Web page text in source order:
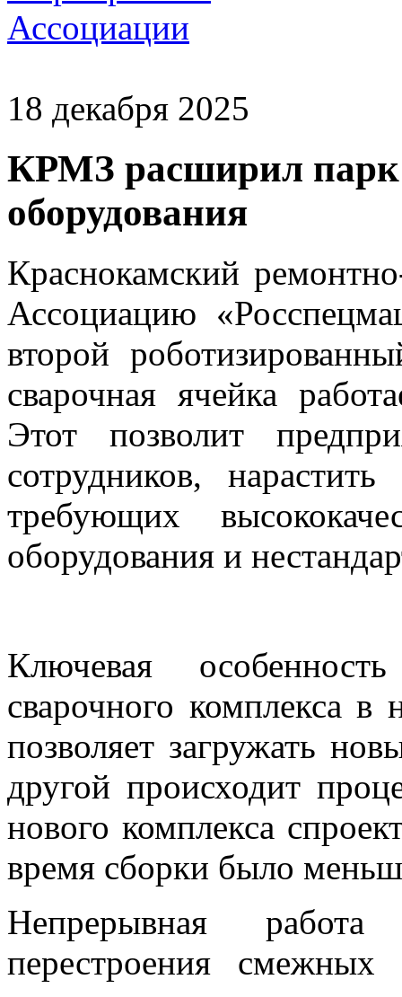
18 декабря 2025
КРМЗ расширил парк
оборудования
Краснокамский
Ассоциацию
второй
сварочная ячейка
Этот позволит
сотрудников,
требующих
оборудования и
Ключевая
сварочного комплекса
позволяет загружать
другой происходит
нового комплекса
время сборки было
Непрерывная работа
перестроения смежных